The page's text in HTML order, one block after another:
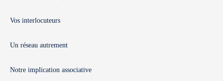
Vos interlocuteurs
Un réseau autrement
Notre implication associative